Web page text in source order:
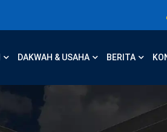
DAKWAH & USAHA BERITA